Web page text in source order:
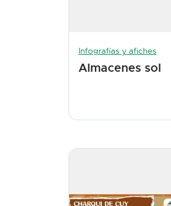
Infografías y afiches
Almacenes sol